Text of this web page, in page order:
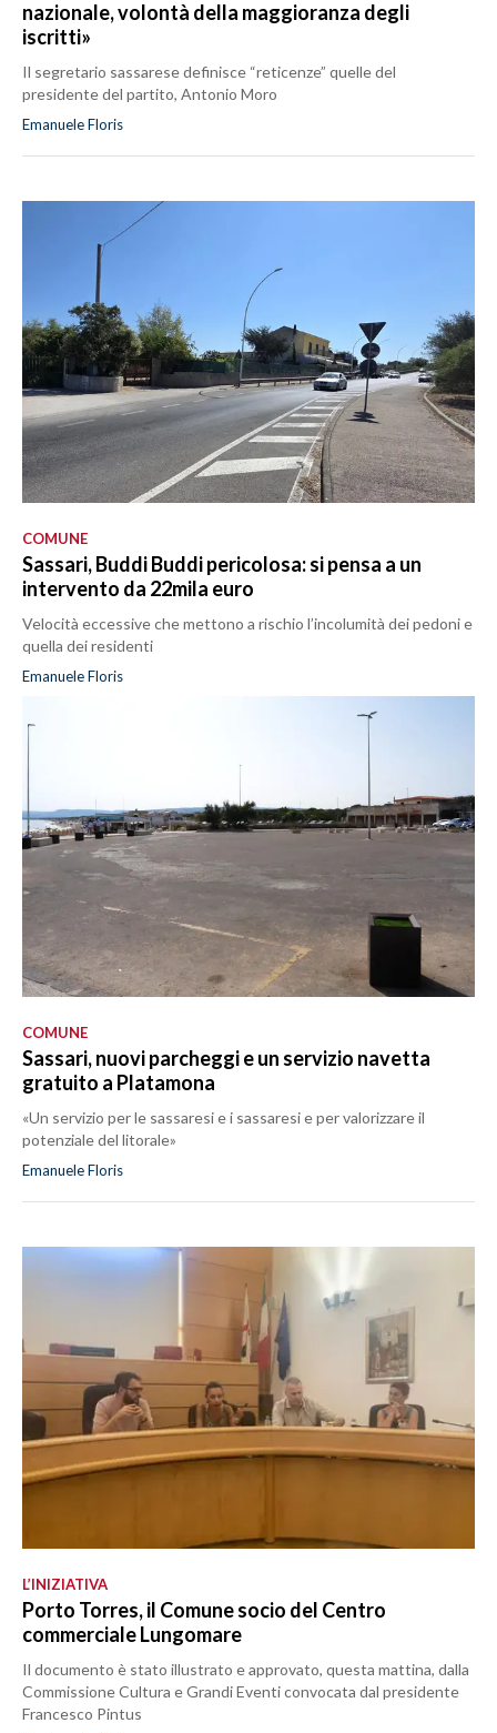
nazionale, volontà della maggioranza degli
iscritti»
Il segretario sassarese definisce “reticenze” quelle del
presidente del partito, Antonio Moro
Emanuele Floris
COMUNE
Sassari, Buddi Buddi pericolosa: si pensa a un
intervento da 22mila euro
Velocità eccessive che mettono a rischio l’incolumità dei pedoni e
quella dei residenti
Emanuele Floris
COMUNE
Sassari, nuovi parcheggi e un servizio navetta
gratuito a Platamona
«Un servizio per le sassaresi e i sassaresi e per valorizzare il
potenziale del litorale»
Emanuele Floris
L’INIZIATIVA
Porto Torres, il Comune socio del Centro
commerciale Lungomare
Il documento è stato illustrato e approvato, questa mattina, dalla
Commissione Cultura e Grandi Eventi convocata dal presidente
Francesco Pintus